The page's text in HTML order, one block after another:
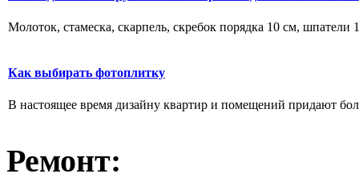
Молоток, стамеска, скарпель, скребок порядка 10 см, шпатели
Как выбирать фотоплитку
В настоящее время дизайну квартир и помещений придают
Ремонт: